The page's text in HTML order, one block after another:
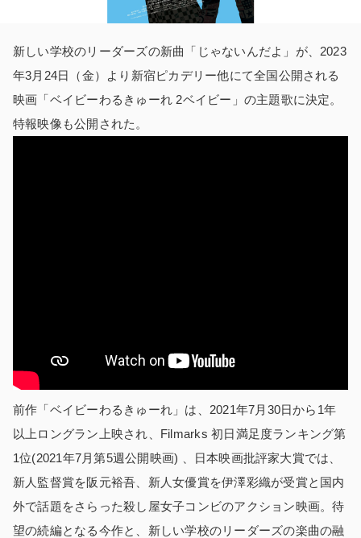
新しい学校のリーダーズの新曲「じゃないんだよ」が、2023
年3月24日（金）より新宿ピカデリー他にて全国公開される
映画「ベイビーわるきゅーれ 2ベイビー」の主題歌に決定。
特報映像も公開された。
前作「ベイビーわるきゅーれ」は、2021年7月30日から1年
以上ロングラン上映され、Filmarks 初日満足度ランキング第
1位(2021年7月第5週公開映画) 、日本映画批評家大賞では、
新人監督賞を阪元裕吾、新人女優賞を伊澤彩織が受賞と国内
外で話題をさらった殺し屋女子コンビのアクション映画。待
望の続編となる今作と、新しい学校のリーダーズの楽曲の融